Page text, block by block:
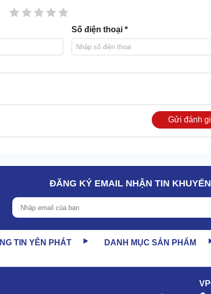
bar (tối đa 9 bar) tạo ra luồng hơi nước nóng mạnh mẽ.
làm sạch sâu mà không làm hại đến bề mặt sơn của
5 sao
4 sao
3 sao
2 sao
1 sao
Số điện thoại *
Gửi đánh
ĐĂNG KÝ EMAIL NHẬN TIN
TIN YÊN PHÁT DANH MỤC SẢN PHẨM